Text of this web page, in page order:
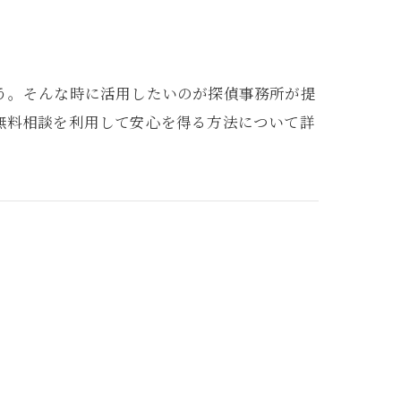
そんな時に活用したいのが探偵事務所が提
相談を利用して安心を得る方法について詳